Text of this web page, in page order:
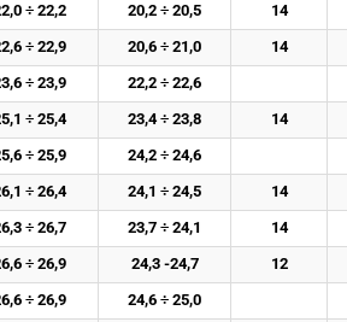
÷ 22,2
20,2 ÷ 20,5 14
÷ 22,9
20,6 ÷ 21,0 14
÷ 23,9
22,2 ÷ 22,6
÷ 25,4
23,4 ÷ 23,8 14
÷ 25,9
24,2 ÷ 24,6
÷ 26,4
24,1 ÷ 24,5 14
÷ 26,7
23,7 ÷ 24,1 14
÷ 26,9
24,3 -24,7 12
÷ 26,9
24,6 ÷ 25,0